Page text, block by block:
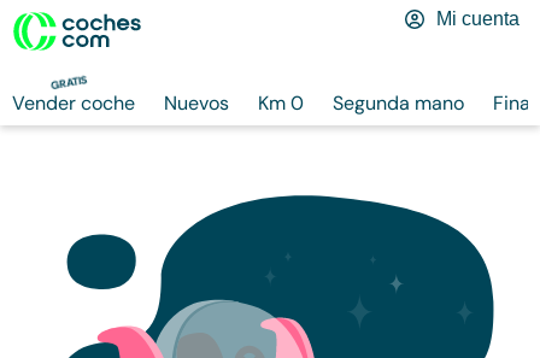
GRATIS
Vender coche Nuevos Km 0 Segunda mano
Mi cuenta